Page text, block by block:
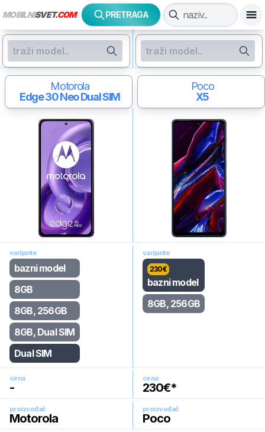
MOBILNISVET.COM PRETRAGA
Motorola
Edge 30 NeoDual SIM
Poco
X5
varijante
bazni model
8GB
8GB, 256GB
8GB, Dual SIM
Dual SIM
varijante
230€
bazni model
8GB, 256GB
cena
-
cena
230€*
proizvođač
Motorola
proizvođač
Poco